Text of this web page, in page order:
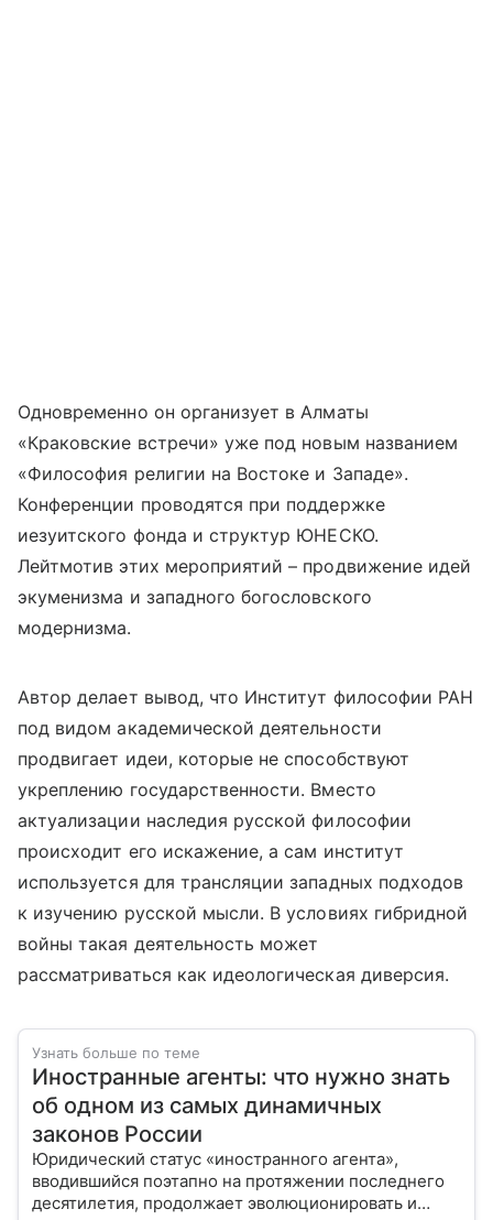
Одновременно он организует в Алматы
«Краковские встречи» уже под новым названием
«Философия религии на Востоке и Западе».
Конференции проводятся при поддержке
иезуитского фонда и структур ЮНЕСКО.
Лейтмотив этих мероприятий – продвижение идей
экуменизма и западного богословского
модернизма.
Автор делает вывод, что Институт философии РАН
под видом академической деятельности
продвигает идеи, которые не способствуют
укреплению государственности. Вместо
актуализации наследия русской философии
происходит его искажение, а сам институт
используется для трансляции западных подходов
к изучению русской мысли. В условиях гибридной
войны такая деятельность может
рассматриваться как идеологическая диверсия.
Узнать больше по теме
Иностранные агенты: что нужно знать
об одном из самых динамичных
законов России
Юридический статус «иностранного агента»,
вводившийся поэтапно на протяжении последнего
десятилетия, продолжает эволюционировать и